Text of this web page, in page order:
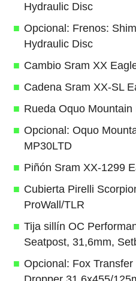
Hydraulic Disc
Opcional: Frenos:
Hydraulic Disc
Cambio Sram XX
Cadena Sram XX-SL
Rueda Oquo
Opcional: Oquo
MP30LTD
Piñón Sram XX-1299
Cubierta Pirelli
ProWall/TLR
Tija sillín OC
Seatpost, 31,6mm,
Opcional: Fox